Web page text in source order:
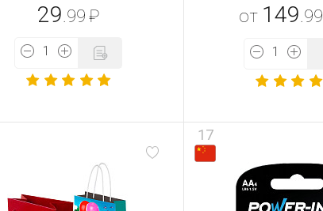
29 .99 ₽ от 149 .99
17